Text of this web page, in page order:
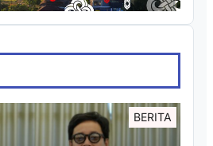
BERITA